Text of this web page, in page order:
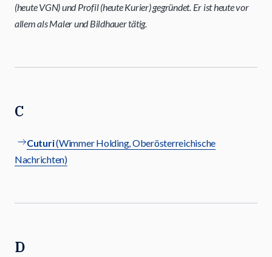
(heute VGN) und Profil (heute Kurier) gegründet. Er ist heute vor
allem als Maler und Bildhauer tätig.
C
Cuturi(Wimmer Holding, Oberösterreichische
Nachrichten)
D